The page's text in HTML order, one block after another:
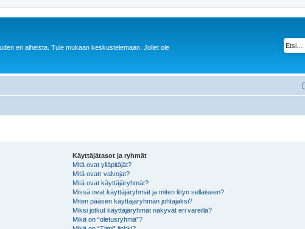
eri aiheista. Tule mukaan keskustelemaan. Jollet ole
Käyttäjätasot ja ryhmät
Mitä ovat ylläpitäjät?
Mitä ovatr valvojat?
Mitä ovat käyttäjäryhmät?
Missä ovat käyttäjäryhmät ja miten liityn sellaiseen?
Miten pääsen käyttäjäryhmän johtajaksi?
Miksi jotkut käyttäjäryhmät näkyvät eri väreillä?
Mikä on “oletusryhmä”?